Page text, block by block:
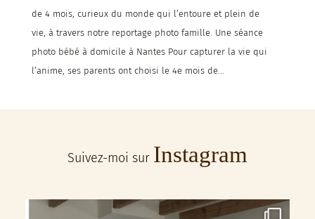
de 4 mois, curieux du monde qui l’entoure et plein de
vie, à travers notre reportage photo famille. Une séance
photo bébé à domicile à Nantes Pour capturer la vie qui
l’anime, ses parents ont choisi le 4e mois de...
Suivez-moi sur Instagram